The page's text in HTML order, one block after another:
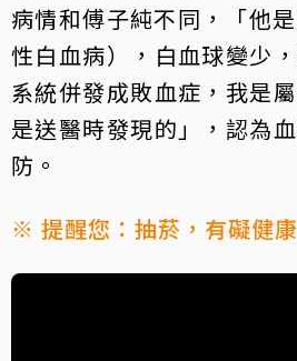
病情和傅子純不同，「他
性白血病），白血球變少
系統併發成敗血症，我是
是送醫時發現的」，認為
防。
※ 提醒您：抽菸，有礙健康